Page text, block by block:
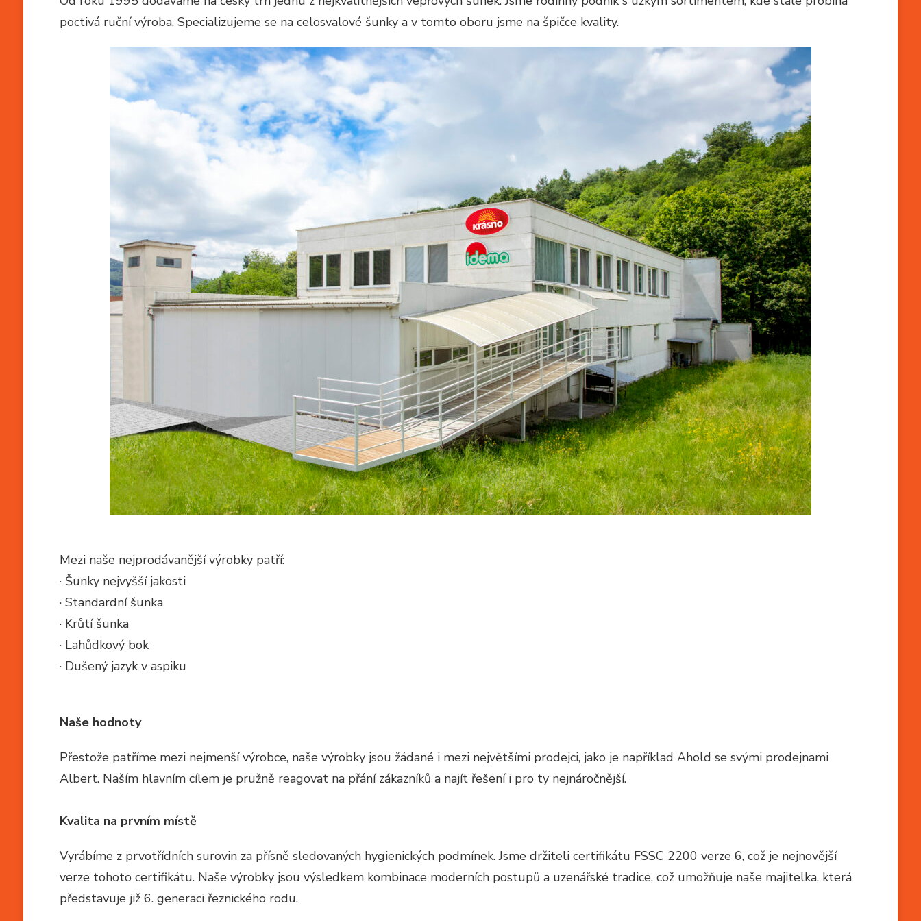
poctivá ruční výroba. Specializujeme se na celosvalové šunky a v tomto oboru jsme na špičce kvality.
Mezi naše nejprodávanější výrobky patří:
· Šunky nejvyšší jakosti
· Standardní šunka
· Krůtí šunka
· Lahůdkový bok
· Dušený jazyk v aspiku
Naše hodnoty
Přestože patříme mezi nejmenší výrobce, naše výrobky jsou žádané i mezi největšími prodejci, jako je například Ahold se svými prodejnami
Albert. Naším hlavním cílem je pružně reagovat na přání zákazníků a najít řešení i pro ty nejnáročnější.
Kvalita na prvním místě
Vyrábíme z prvotřídních surovin za přísně sledovaných hygienických podmínek. Jsme držiteli certifikátu FSSC 2200 verze 6, což je nejnovější
verze tohoto certifikátu. Naše výrobky jsou výsledkem kombinace moderních postupů a uzenářské tradice, což umožňuje naše majitelka, která
představuje již 6. generaci řeznického rodu.